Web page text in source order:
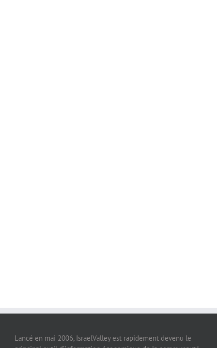
Lancé en mai 2006, IsraelValley est rapidement devenu le